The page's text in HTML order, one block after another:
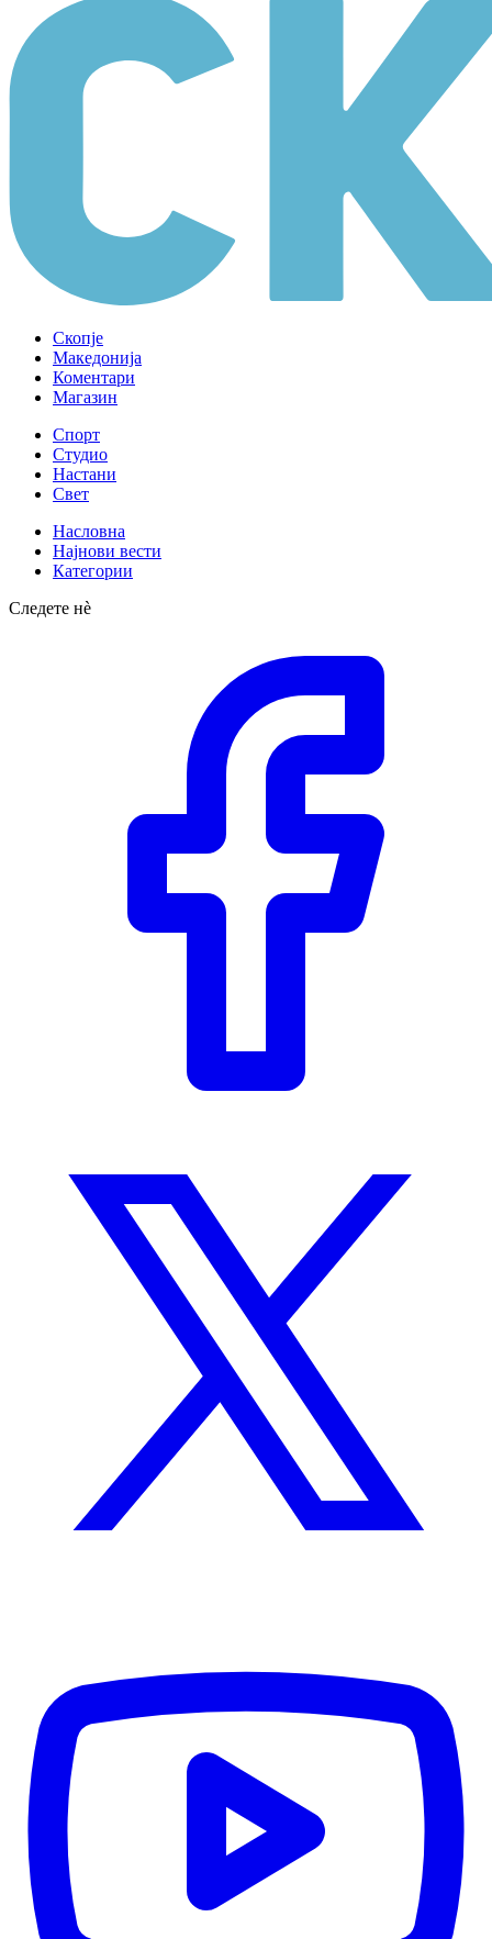
Скопје
Македонија
Коментари
Магазин
Спорт
Студио
Настани
Свет
Насловна
Најнови вести
Категории
Следете нè